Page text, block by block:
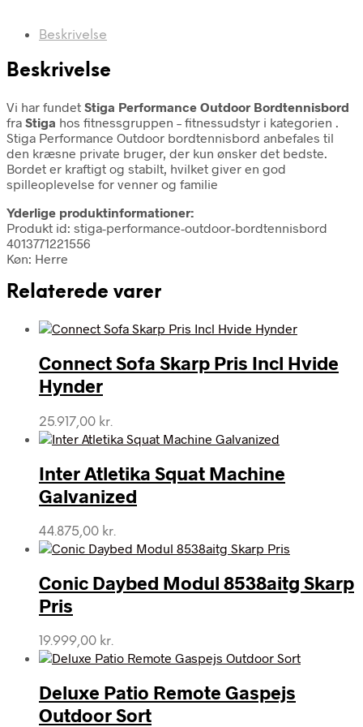
Beskrivelse
Beskrivelse
Vi har fundet Stiga Performance Outdoor Bordtennisbord
fra Stiga hos fitnessgruppen – fitnessudstyr i kategorien .
Stiga Performance Outdoor bordtennisbord anbefales til
den kræsne private bruger, der kun ønsker det bedste.
Bordet er kraftigt og stabilt, hvilket giver en god
spilleoplevelse for venner og familie
Yderlige produktinformationer:
Produkt id: stiga-performance-outdoor-bordtennisbord
4013771221556
Køn: Herre
Relaterede varer
Connect Sofa Skarp Pris Incl Hvide
Hynder
25.917,00 kr.
Inter Atletika Squat Machine
Galvanized
44.875,00 kr.
Conic Daybed Modul 8538aitg Skarp
Pris
19.999,00 kr.
Deluxe Patio Remote Gaspejs
Outdoor Sort